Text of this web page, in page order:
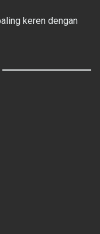
keren dengan